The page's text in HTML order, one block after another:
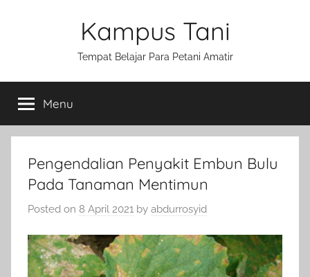
Kampus Tani
Tempat Belajar Para Petani Amatir
Menu
Pengendalian Penyakit Embun Bulu
Pada Tanaman Mentimun
Posted on 8 April 2021 by abdurrosyid